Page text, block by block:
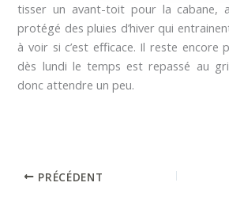
tisser un avant-toit pour la cabane,
protégé des pluies d’hiver qui
à voir si c’est efficace. Il reste encore
dès lundi le temps est repassé au
donc attendre un peu.
PRÉCÉDENT